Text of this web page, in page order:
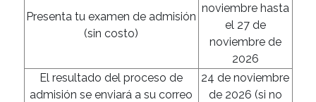
Presenta tu examen de admisión
(sin costo)
noviembre hasta
el 27 de
noviembre de
2026
El resultado del proceso de
admisión se enviará a su correo
24 de noviembre
de 2026 (si no